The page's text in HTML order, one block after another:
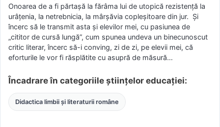
Onoarea de a fi părtașă la fărâma lui de utopică rezistență la
urâțenia, la netrebnicia, la mârșăvia copleșitoare din jur. Și
încerc să le transmit asta și elevilor mei, cu pasiunea de
„cititor de cursă lungă”, cum spunea undeva un binecunoscut
critic literar, încerc să-i conving, zi de zi, pe elevii mei, că
eforturile le vor fi răsplătite cu asupră de măsură…
Încadrare în categoriile științelor educației:
Didactica limbii și literaturii române